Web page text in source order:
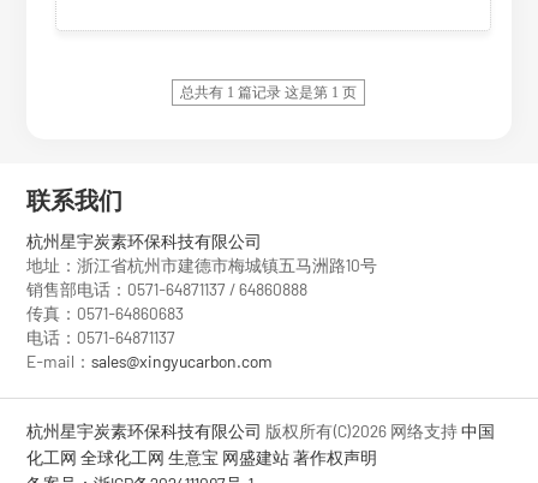
总共有 1 篇记录 这是第 1 页
联系我们
杭州星宇炭素环保科技有限公司
地址：浙江省杭州市建德市梅城镇五马洲路10号
销售部电话：0571-64871137 / 64860888
传真：0571-64860683
电话：0571-64871137
E-mail：sales@xingyucarbon.com
杭州星宇炭素环保科技有限公司 版权所有(C)2026 网络支持 中国
化工网 全球化工网 生意宝 网盛建站 著作权声明